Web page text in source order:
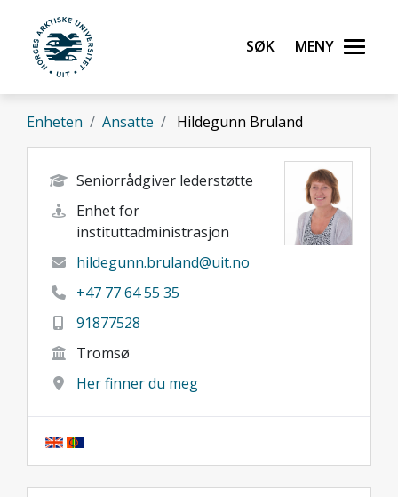
Gå til hovedinnhold
UiT Norges arktiske universitet
Søk Meny
Enheten Ansatte Hildegunn Bruland
Seniorrådgiver lederstøtte
Enhet for
instituttadministrasjon
hildegunn.bruland@uit.no
+47 77 64 55 35
91877528
Tromsø
Her finner du meg